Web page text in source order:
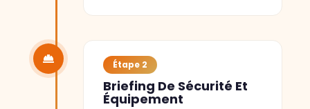
Étape 2
Briefing De Sécurité Et
Équipement